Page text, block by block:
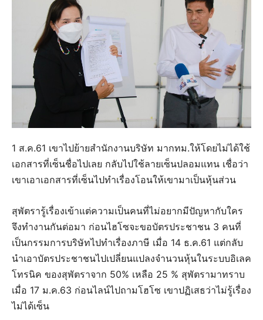
1 ส.ค.61 เขาไปย้ายสำนักงานบริษัท มากทม.ให้โดยไม่ได้ใช้
เอกสารที่เซ็นชื่อไปเลย กลับไปใช้ลายเซ็นปลอมแทน เชื่อว่า
เขาเอาเอกสารที่เซ็นไปทำเรื่องโอนให้เขามาเป็นหุ้นส่วน
สุพัตรารู้เรื่องเข้าแต่ความเป็นคนที่ไม่อยากมีปัญหากับใคร
จึงทำงานกันต่อมา ก่อนไฮโซจะขอบัตรประชาชน 3 คนที่
เป็นกรรมการบริษัทไปทำเรื่องภาษี เมื่อ 14 ธ.ค.61 แต่กลับ
นำเอาบัตรประชาชนไปเปลี่ยนแปลงจำนวนหุ้นในระบบอิเลค
โทรนิค ของสุพัตราจาก 50% เหลือ 25 % สุพัตรามาทราบ
เมื่อ 17 ม.ค.63 ก่อนไลน์ไปถามโฮโซ เขาปฏิเสธว่าไม่รู้เรื่อง
ไม่ได้เซ็น